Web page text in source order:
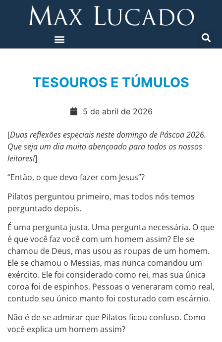
TESOUROS E TÚMULOS
5 de abril de 2026
[Duas reflexões especiais neste domingo de Páscoa 2026.
Que seja um dia muito abençoado para todos os nossos
leitores!]
“Então, o que devo fazer com Jesus”?
Pilatos perguntou primeiro, mas todos nós temos
perguntado depois.
É uma pergunta justa. Uma pergunta necessária. O que
é que você faz você com um homem assim? Ele se
chamou de Deus, mas usou as roupas de um homem.
Ele se chamou o Messias, mas nunca comandou um
exército. Ele foi considerado como rei, mas sua única
coroa foi de espinhos. Pessoas o veneraram como real,
contudo seu único manto foi costurado com escárnio.
Não é de se admirar que Pilatos ficou confuso. Como
você explica um homem assim?